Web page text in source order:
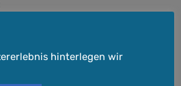
Softcover, 27 x 18 cm
Panini
hinterlegen wir